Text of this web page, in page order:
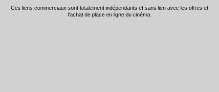
Ces liens commerciaux sont totalement indépendants et sans lien avec les offres et
l'achat de place en ligne du cinéma.